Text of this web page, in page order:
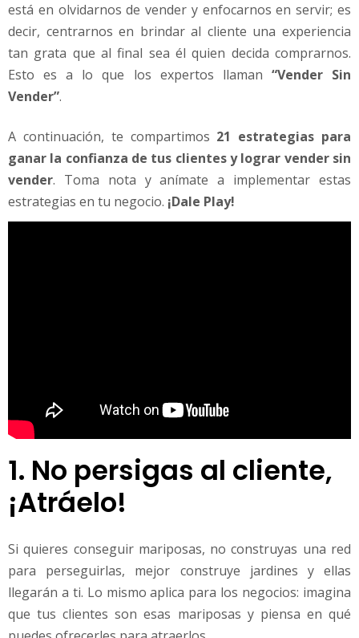
está en olvidarnos de vender y enfocarnos en servir; es
decir, centrarnos en brindar al cliente una experiencia
tan grata que al final sea él quien decida comprarnos.
Esto es a lo que los expertos llaman “Vender Sin
Vender”.
A continuación, te compartimos 21 estrategias para
ganar la confianza de tus clientes y lograr vender sin
vender. Toma nota y anímate a implementar estas
estrategias en tu negocio. ¡Dale Play!
1. No persigas al cliente,
¡Atráelo!
Si quieres conseguir mariposas, no construyas una red
para perseguirlas, mejor construye jardines y ellas
llegarán a ti. Lo mismo aplica para los negocios: imagina
que tus clientes son esas mariposas y piensa en qué